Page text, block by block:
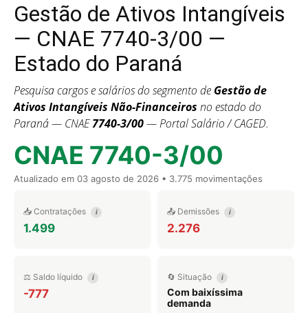
Gestão de Ativos Intangíveis
— CNAE 7740-3/00 —
Estado do Paraná
Pesquisa cargos e salários do segmento de Gestão de
Ativos Intangíveis Não-Financeiros no estado do
Paraná — CNAE7740-3/00— Portal Salário / CAGED.
CNAE 7740-3/00
Atualizado em 03 agosto de 2026 • 3.775 movimentações
📥 Contratações i
1.499
📤 Demissões i
2.276
⚖️ Saldo líquido i
-777
🔄 Situação i
Com baixíssima
demanda